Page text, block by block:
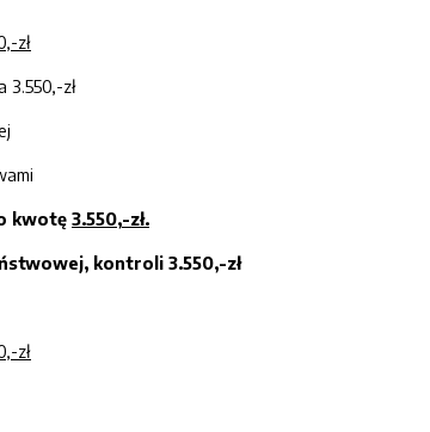
zł
zł
kwotę 3.550,-zł.
kontroli 3.550,-zł
zł